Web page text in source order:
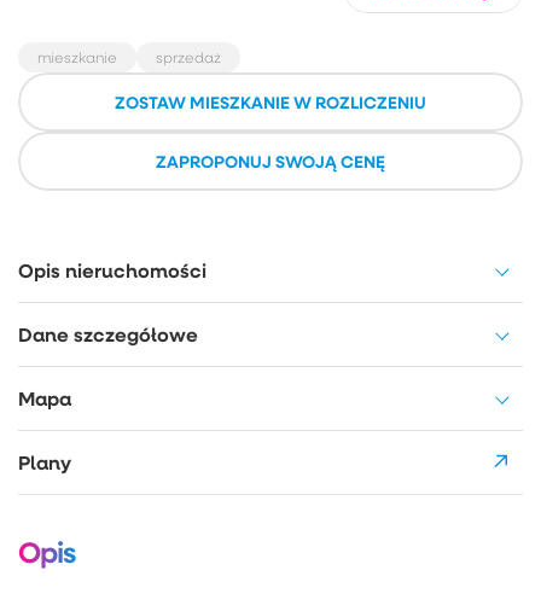
mieszkanie sprzedaż
ZOSTAW MIESZKANIE W ROZLICZENIU
ZAPROPONUJ SWOJĄ CENĘ
Opis nieruchomości
Dane szczegółowe
Mapa
Plany
Opis